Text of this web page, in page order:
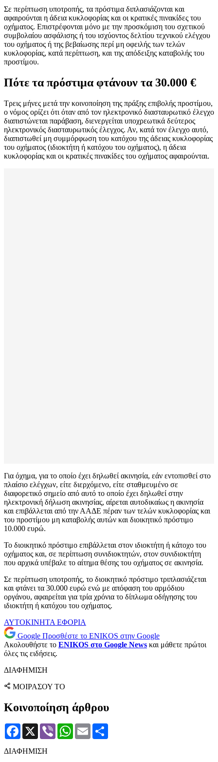
Σε περίπτωση υποτροπής, τα πρόστιμα διπλασιάζονται και
αφαιρούνται η άδεια κυκλοφορίας και οι κρατικές πινακίδες του
οχήματος. Επιστρέφονται μόνο με την προσκόμιση του σχετικού
συμβολαίου ασφάλισης ή του ισχύοντος δελτίου τεχνικού ελέγχου
του οχήματος ή της βεβαίωσης περί μη οφειλής των τελών
κυκλοφορίας, κατά περίπτωση, και της απόδειξης καταβολής του
προστίμου.
Πότε τα πρόστιμα φτάνουν τα 30.000 €
Τρεις μήνες μετά την κοινοποίηση της πράξης επιβολής προστίμου,
ο νόμος ορίζει ότι όταν από τον ηλεκτρονικό διασταυρωτικό έλεγχο
διαπιστώνεται παράβαση, διενεργείται υποχρεωτικά δεύτερος
ηλεκτρονικός διασταυρωτικός έλεγχος. Αν, κατά τον έλεγχο αυτό,
διαπιστωθεί μη συμμόρφωση του κατόχου της άδειας κυκλοφορίας
του οχήματος (ιδιοκτήτη ή κατόχου του οχήματος), η άδεια
κυκλοφορίας και οι κρατικές πινακίδες του οχήματος αφαιρούνται.
Για όχημα, για το οποίο έχει δηλωθεί ακινησία, εάν εντοπισθεί στο
πλαίσιο ελέγχων, είτε διερχόμενο, είτε σταθμευμένο σε
διαφορετικό σημείο από αυτό το οποίο έχει δηλωθεί στην
ηλεκτρονική δήλωση ακινησίας, αίρεται αυτοδικαίως η ακινησία
και επιβάλλεται από την ΑΑΔΕ πέραν των τελών κυκλοφορίας και
του προστίμου μη καταβολής αυτών και διοικητικό πρόστιμο
10.000 ευρώ.
Το διοικητικό πρόστιμο επιβάλλεται στον ιδιοκτήτη ή κάτοχο του
οχήματος και, σε περίπτωση συνιδιοκτητών, στον συνιδιοκτήτη
που αρχικά υπέβαλε το αίτημα θέσης του οχήματος σε ακινησία.
Σε περίπτωση υποτροπής, το διοικητικό πρόστιμο τριπλασιάζεται
και φτάνει τα 30.000 ευρώ ενώ με απόφαση του αρμόδιου
οργάνου, αφαιρείται για τρία χρόνια το δίπλωμα οδήγησης του
ιδιοκτήτη ή κατόχου του οχήματος.
ΑΥΤΟΚΙΝΗΤΑ ΕΦΟΡΙΑ
Google Προσθέστε το ENIKOS στην Google
Ακολουθήστε το ENIKOS στο Google News και μάθετε πρώτοι
όλες τις ειδήσεις.
ΔΙΑΦΗΜΙΣΗ
ΜΟΙΡΑΣΟΥ ΤΟ
Κοινοποίηση άρθρου
Facebook
X Viber WhatsApp
Email
ΔΙΑΦΗΜΙΣΗ